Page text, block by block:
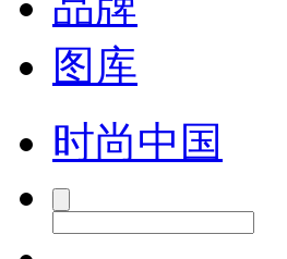
图库
时尚中国